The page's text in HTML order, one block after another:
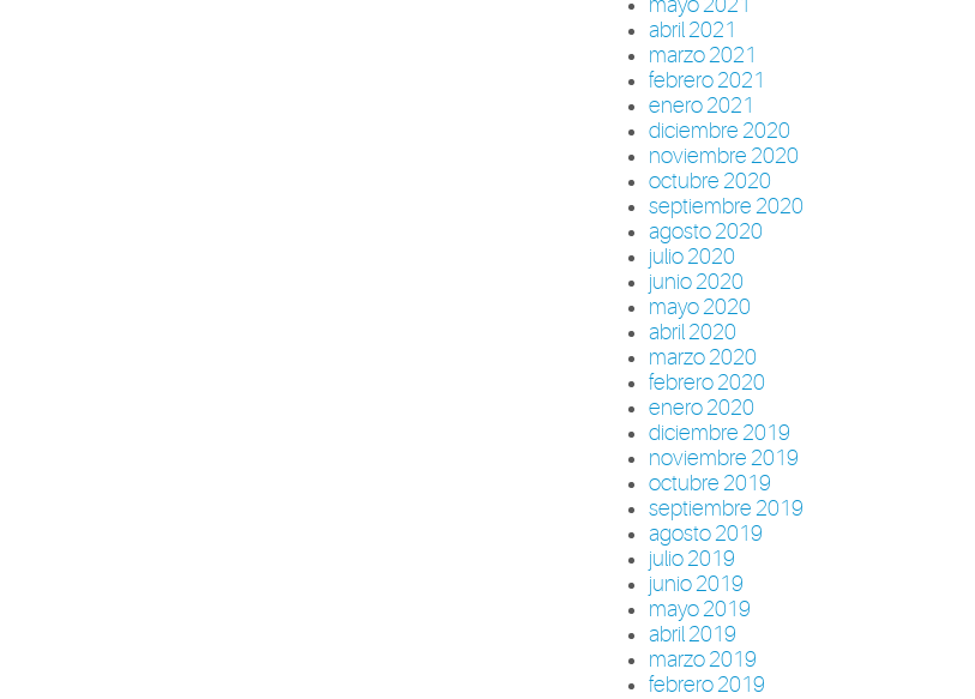
mayo 2021
abril 2021
marzo 2021
febrero 2021
enero 2021
diciembre 2020
noviembre 2020
octubre 2020
septiembre 2020
agosto 2020
julio 2020
junio 2020
mayo 2020
abril 2020
marzo 2020
febrero 2020
enero 2020
diciembre 2019
noviembre 2019
octubre 2019
septiembre 2019
agosto 2019
julio 2019
junio 2019
mayo 2019
abril 2019
marzo 2019
febrero 2019